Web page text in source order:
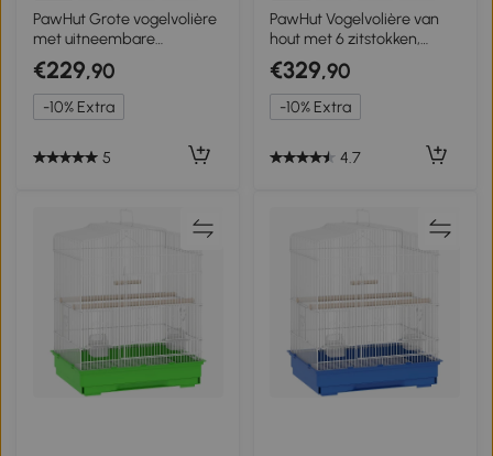
3+
PawHut Grote vogelvolière
met uitneembare
scheidingswand, 2 deuren,
4 houten zitstokken, wielen,
2 lades en 6 voerbakjes,
XXL
€229,90
-10% Extra
5
3+
PawHut Vogelvolière van
hout met 6 zitstokken,
opbergvak, uitneembare
lade, RVS voerbakken,
196x60x164,5cm, grijs
€329,90
-10% Extra
4.7